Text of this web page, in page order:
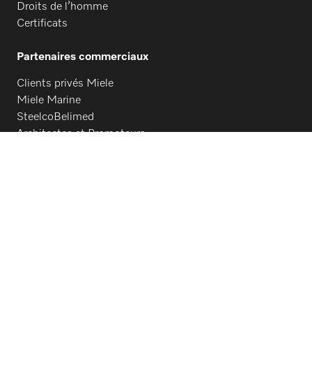
Droits de l’homme
Certificats
Partenaires commerciaux
Clients privés Miele
Miele Marine
SteelcoBelimed
Architectes et Promoteurs